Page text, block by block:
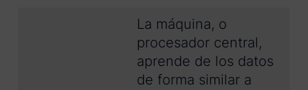
La máquina, o
procesador central,
aprende de los datos
de forma similar a